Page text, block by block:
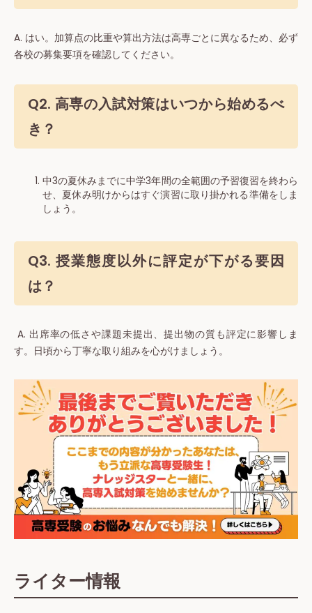
A. はい。加算点の比重や算出方法は高専ごとに異なるため、必ず
各校の募集要項を確認してください。
Q2. 高専の入試対策はいつから始めるべ
き？
中3の夏休みまでに中学3年間の全範囲の予習復習を終わら
せ、夏休み明けからはすぐ演習に取り掛かれる準備をしま
しょう。
Q3. 授業態度以外に評定が下がる要因
は？
A. 出席率の低さや課題未提出、提出物の質も評定に影響しま
す。日頃から丁寧な取り組みを心がけましょう。
ライター情報